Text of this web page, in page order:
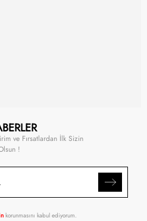
ve Fırsatlardan İlk Sizin
!
korunmasını kabul ediyorum.